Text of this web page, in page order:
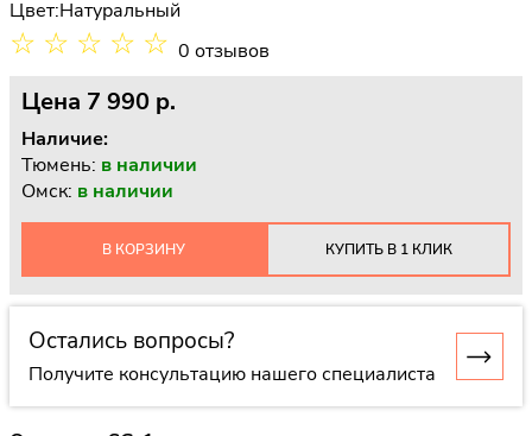
Цвет:Натуральный
☆ ☆ ☆ ☆ ☆ 0 отзывов
Цена 7 990 p.
Наличие:
Тюмень: в наличии
Омск: в наличии
В КОРЗИНУ КУПИТЬ В 1 КЛИК
Остались вопросы?
Получите консультацию нашего специалиста